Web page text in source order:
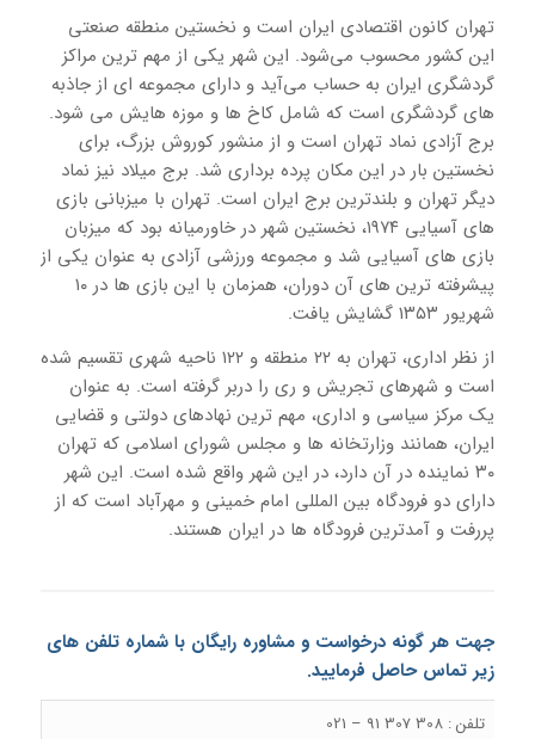
تهران کانون اقتصادی ایران است و نخستین منطقه صنعتی
این کشور محسوب می‌شود. این شهر یکی از مهم ترین مراکز
گردشگری ایران به حساب می‌آید و دارای مجموعه ای از جاذبه
های گردشگری است که شامل کاخ ها و موزه هایش می شود.
برج آزادی نماد تهران است و از منشور کوروش بزرگ، برای
نخستین بار در این مکان پرده برداری شد. برج میلاد نیز نماد
دیگر تهران و بلندترین برج ایران است. تهران با میزبانی بازی
های آسیایی ۱۹۷۴، نخستین شهر در خاورمیانه بود که میزبان
بازی های آسیایی شد و مجموعه ورزشی آزادی به عنوان یکی از
پیشرفته ترین های آن دوران، همزمان با این بازی‌ ها در ۱۰
شهریور ۱۳۵۳ گشایش یافت.
از نظر اداری، تهران به ۲۲ منطقه و ۱۲۲ ناحیه شهری تقسیم شده‌
است و شهرهای تجریش و ری را دربر گرفته است. به عنوان
یک مرکز سیاسی و اداری، مهم ترین نهادهای دولتی و قضایی
ایران، همانند وزارتخانه ها و مجلس شورای اسلامی که تهران
۳۰ نماینده در آن دارد، در این شهر واقع شده است. این شهر
دارای دو فرودگاه بین المللی امام خمینی و مهرآباد است که از
پررفت و آمدترین فرودگاه ها در ایران هستند.
جهت هر گونه درخواست و مشاوره رایگان با شماره تلفن های
زیر تماسحاصل فرمایید.
تلفن : 308 307 91 – 021